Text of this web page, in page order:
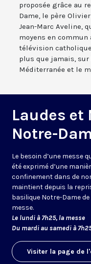
proposée grâce au
Dame, le père
Jean-Marc Aveline,
moyens en commun
télévision
plus que jamais,
Méditerranée et le
Laudes et
Notre-
Le besoin d’une messe
été exprimé d’une
confinement dans de
maintient depuis la
basilique Notre-Dame
messe.
Le lundi à 7h25, la messe
Du mardi au samedi à
Visiter la page de